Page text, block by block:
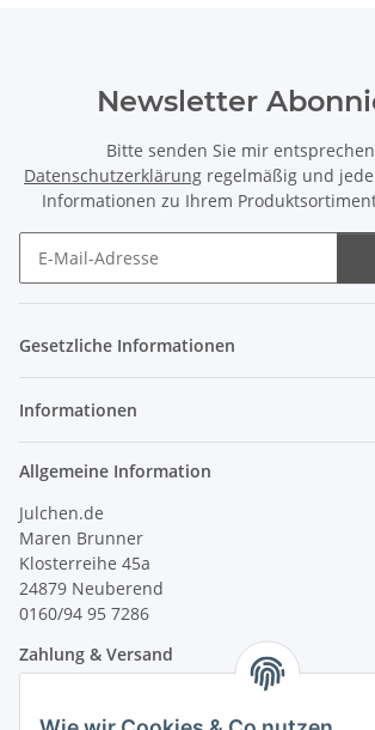
Newsletter
Bitte senden Sie mir
Datenschutzerklärung regelmäßig und
Informationen zu Ihrem
Gesetzliche Informationen
Informationen
Allgemeine Information
Julchen.de
Maren Brunner
Klosterreihe 45a
24879 Neuberend
0160/94 95 7286
Zahlung & Versand